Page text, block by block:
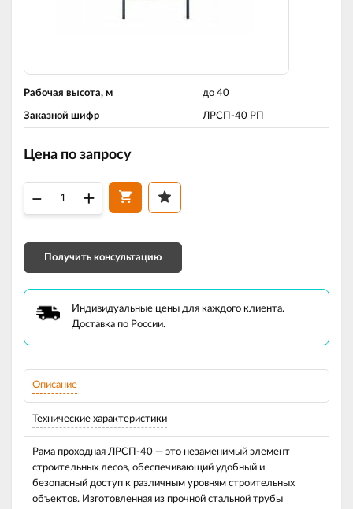
Рабочая высота, м до 40
Заказной шифр ЛРСП-40 РП
Цена по запросу
– +
Получить консультацию
Индивидуальные цены для каждого клиента.
Доставка по России.
Описание
Технические характеристики
Рама проходная ЛРСП-40 — это незаменимый элемент
строительных лесов, обеспечивающий удобный и
безопасный доступ к различным уровням строительных
объектов. Изготовленная из прочной стальной трубы